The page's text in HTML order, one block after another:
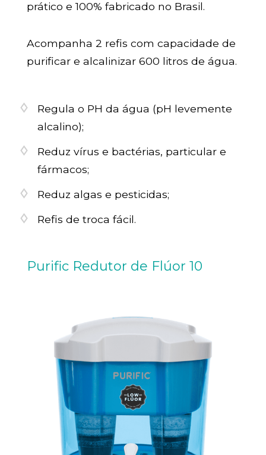
prático e 100% fabricado no Brasil.
Acompanha 2 refis com capacidade de
purificar e alcalinizar 600 litros de água.
Regula o PH da água (pH levemente
alcalino);
Reduz vírus e bactérias, particular e
fármacos;
Reduz algas e pesticidas;
Refis de troca fácil.
Purific Redutor de Flúor 10